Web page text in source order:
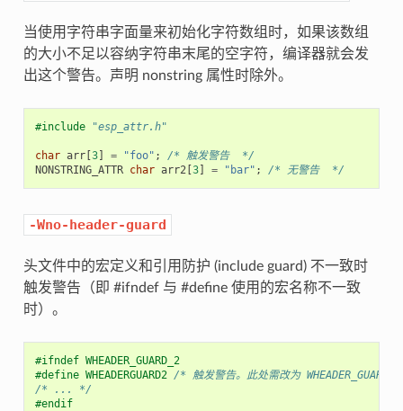
当使用字符串字面量来初始化字符数组时，如果该数组
的大小不足以容纳字符串末尾的空字符，编译器就会发
出这个警告。声明 nonstring 属性时除外。
#include "esp_attr.h"
char arr[3] = "foo" ;
/* 触发警告  */
NONSTRING_ATTR char arr2[3] = "bar" ; /* 无警告  */
-Wno-header-guard
头文件中的宏定义和引用防护 (include guard) 不一致时
触发警告（即 #ifndef 与 #define 使用的宏名称不一致
时）。
#ifndef WHEADER_GUARD_2
#define WHEADERGUARD2 /* 触发警告。此处需改为
/* ... */
#endif